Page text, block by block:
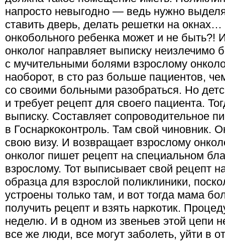
напросто невыгодно — ведь нужно
ставить дверь, делать решетки на
онкобольного ребенка может и не быть?!
онколог направляет выписку неизлечимо
с мучительными болями взрослому
наоборот, в сто раз больше пациентов,
со своими больными разобраться. Но
и требует рецепт для своего пациента.
выписку. Составляет сопроводительное
в Госнаркоконтроль. Там свой чиновник.
свою визу. И возвращает взрослому
онколог пишет рецепт на специальном
взрослому. Тот выписывает свой рецепт
образца для взрослой поликлиники,
устроены только там, и вот тогда мама
получить рецепт и взять наркотик.
неделю. И в одном из звеньев этой цепи
все же люди, все могут заболеть, уйти в